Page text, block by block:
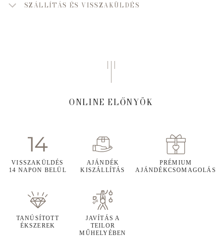
SZÁLLÍTÁS ÉS VISSZAKÜLDÉS
ONLINE ELŐNYÖK
VISSZAKÜLDÉS
14 NAPON BELÜL
AJÁNDÉK
KISZÁLLÍTÁS
PRÉMIUM
AJÁNDÉKCSOMAGOLÁS
TANÚSÍTOTT
ÉKSZEREK
JAVÍTÁS A
TEILOR
MŰHELYÉBEN